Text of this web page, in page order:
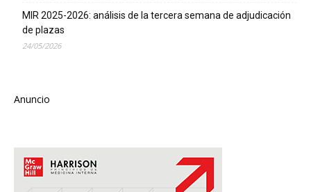
MIR 2025-2026: análisis de la tercera semana de adjudicación
de plazas
24/05/2026
Anuncio